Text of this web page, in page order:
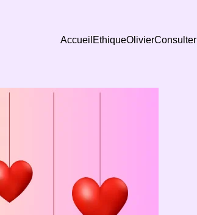
Accueil EthiqueOlivierConsulter